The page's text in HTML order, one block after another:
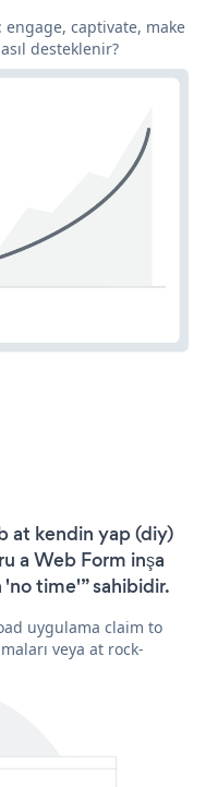
captivate, make
desteklenir?
at kendin yap (diy)
a Web Form inşa
time'” sahibidir.
uygulama claim to
veya at rock-